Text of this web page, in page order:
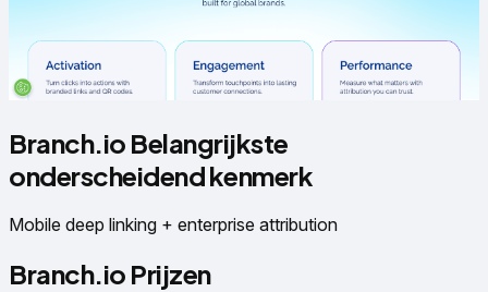
Branch.io Belangrijkste
onderscheidend kenmerk
Mobile deep linking + enterprise attribution
Branch.io Prijzen